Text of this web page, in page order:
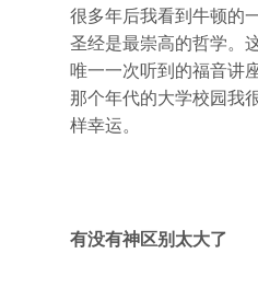
很多年后我看到牛顿的
圣经是最崇高的哲学。
唯一一次听到的福音讲
那个年代的大学校园我
样幸运。
有没有神区别太大了